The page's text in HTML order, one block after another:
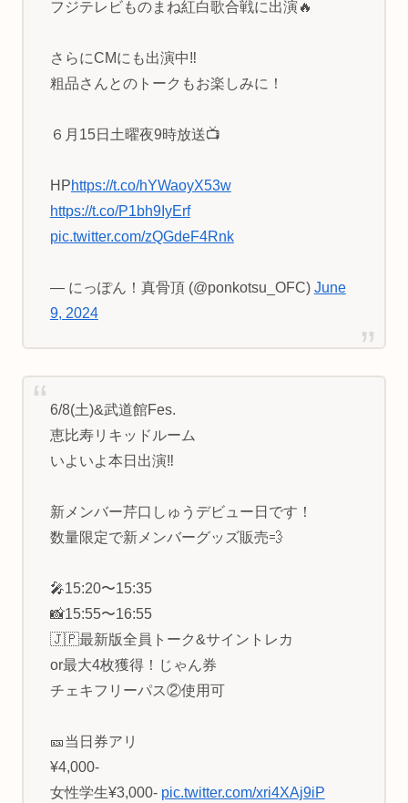
フジテレビものまね紅白歌合戦に出演🔥
さらにCMにも出演中‼️
粗品さんとのトークもお楽しみに！
６月15日土曜夜9時放送📺
HPhttps://t.co/hYWaoyX53w
https://t.co/P1bh9IyErf
pic.twitter.com/zQGdeF4Rnk
— にっぽん！真骨頂 (@ponkotsu_OFC) June
9, 2024
6/8(土)&武道館Fes.
恵比寿リキッドルーム
いよいよ本日出演‼️
新メンバー芹口しゅうデビュー日です！
数量限定で新メンバーグッズ販売💨
🎤15:20〜15:35
📸15:55〜16:55
🇯🇵最新版全員トーク&サイントレカ
or最大4枚獲得！じゃん券
チェキフリーパス②使用可
🎫当日券アリ
¥4,000-
女性学生¥3,000- pic.twitter.com/xri4XAj9iP